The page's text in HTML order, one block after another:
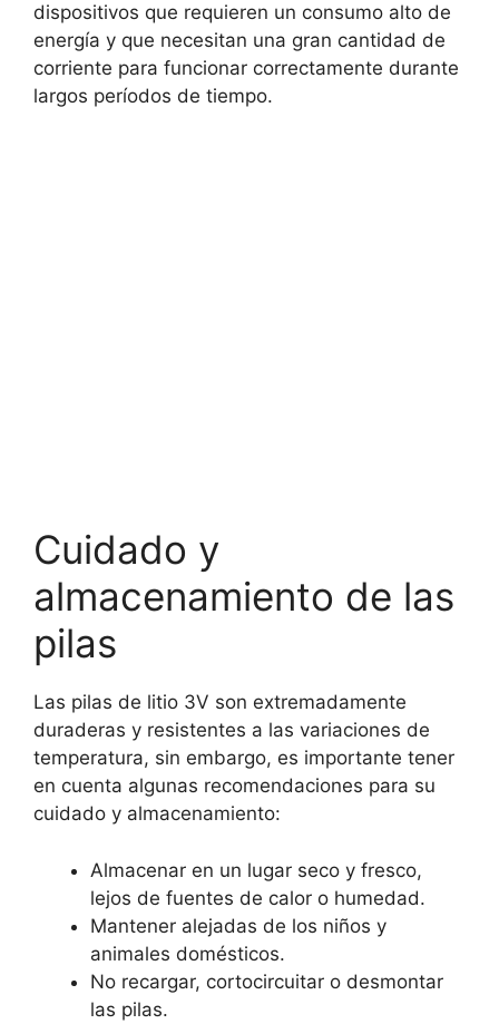
dispositivos que requieren un consumo alto de
energía y que necesitan una gran cantidad de
corriente para funcionar correctamente durante
largos períodos de tiempo.
Cuidado y
almacenamiento de las
pilas
Las pilas de litio 3V son extremadamente
duraderas y resistentes a las variaciones de
temperatura, sin embargo, es importante tener
en cuenta algunas recomendaciones para su
cuidado y almacenamiento:
Almacenar en un lugar seco y fresco,
lejos de fuentes de calor o humedad.
Mantener alejadas de los niños y
animales domésticos.
No recargar, cortocircuitar o desmontar
las pilas.